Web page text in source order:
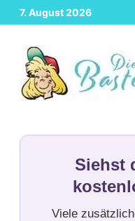
Zurück
zum
Inhalt
7. August 2026
Siehst
Viele